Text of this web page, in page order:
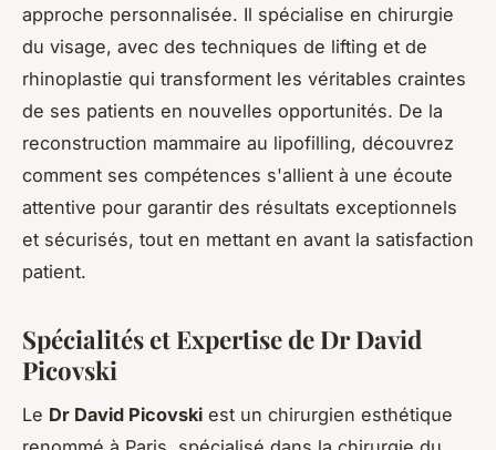
approche personnalisée. Il spécialise en chirurgie
du visage, avec des techniques de lifting et de
rhinoplastie qui transforment les véritables craintes
de ses patients en nouvelles opportunités. De la
reconstruction mammaire au lipofilling, découvrez
comment ses compétences s'allient à une écoute
attentive pour garantir des résultats exceptionnels
et sécurisés, tout en mettant en avant la satisfaction
patient.
Spécialités et Expertise de Dr David
Picovski
Le Dr David Picovski est un chirurgien esthétique